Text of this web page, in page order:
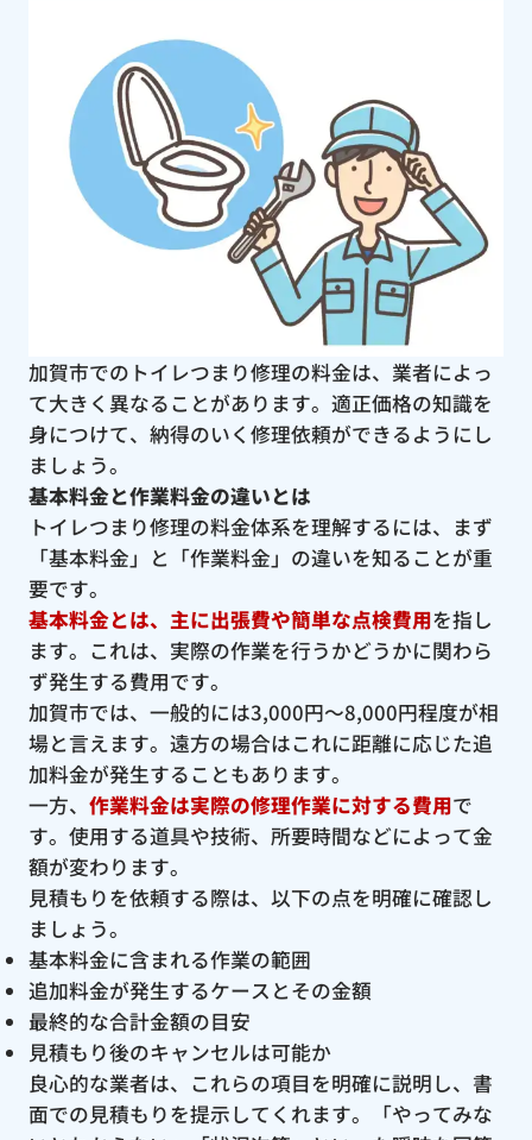
加賀市でのトイレつまり修理の料金は、業者によっ
て大きく異なることがあります。適正価格の知識を
身につけて、納得のいく修理依頼ができるようにし
ましょう。
基本料金と作業料金の違いとは
トイレつまり修理の料金体系を理解するには、まず
「基本料金」と「作業料金」の違いを知ることが重
要です。
基本料金とは、主に出張費や簡単な点検費用を指し
ます。これは、実際の作業を行うかどうかに関わら
ず発生する費用です。
加賀市では、一般的には3,000円〜8,000円程度が相
場と言えます。遠方の場合はこれに距離に応じた追
加料金が発生することもあります。
一方、 作業料金は実際の修理作業に対する費用で
す。使用する道具や技術、所要時間などによって金
額が変わります。
見積もりを依頼する際は、以下の点を明確に確認し
ましょう。
基本料金に含まれる作業の範囲
追加料金が発生するケースとその金額
最終的な合計金額の目安
見積もり後のキャンセルは可能か
良心的な業者は、これらの項目を明確に説明し、書
面での見積もりを提示してくれます。「やってみな